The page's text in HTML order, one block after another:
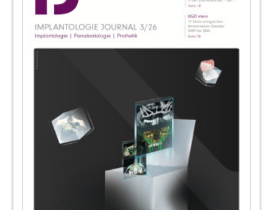
Redaktion
Wie Sie die Kaufbereitschaft – trotz der
drohenden Inflation – steigern
Wolfgang J. Lihl
Redaktion
Implantologie und moderne
Zahnheilkunde in Valpolicella/Italien
BEGO Implant Systems GmbH & Co. KG